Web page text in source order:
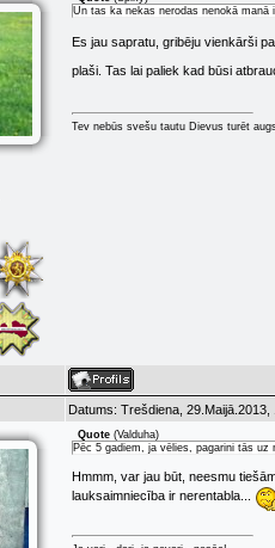
Un tas ka nekas nerodas nenokā
Es jau sapratu, gribēju vienkārši
plaši. Tas lai paliek kad būsi
Tev nebūs svešu tautu Dievus turēt
Datums: Trešdiena,
Quote (Valduha)
Pēc 5 gadiem, ja vēlies, pagarini tās
Hmmm, var jau būt, neesmu
lauksaimniecība ir nerentabla...